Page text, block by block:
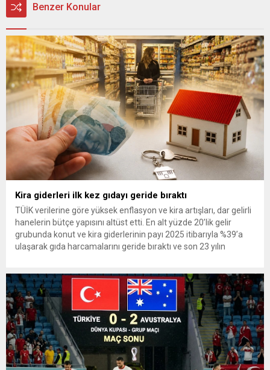
Benzer Konular
Kira giderleri ilk kez gıdayı geride bıraktı
TÜİK verilerine göre yüksek enflasyon ve kira artışları, dar gelirli
hanelerin bütçe yapısını altüst etti. En alt yüzde 20’lik gelir
grubunda konut ve kira giderlerinin payı 2025 itibarıyla %39’a
ulaşarak gıda harcamalarını geride bıraktı ve son 23 yılın